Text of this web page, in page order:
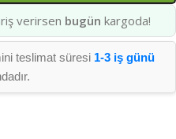
verirsen bugün kargoda!
teslimat süresi 1-3 iş günü